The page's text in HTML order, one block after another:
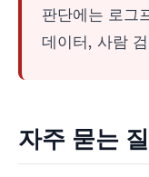
판단에는 로그
데이터, 사람
자주 묻는